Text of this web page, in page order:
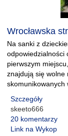
Wrocławska
Na sanki z
odpowiedzialności
pierwszym
znajdują się wolne
skomunikowanych
Szczegóły
skeeto666
20 komentarzy
Link na Wykop